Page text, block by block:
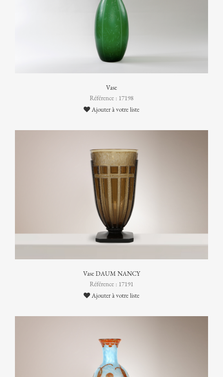
Vase
Référence : 17198
Ajouter à votre liste
Vase DAUM NANCY
Référence : 17191
Ajouter à votre liste